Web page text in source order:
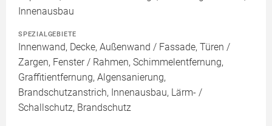
Innenausbau
SPEZIALGEBIETE
Innenwand, Decke, Außenwand / Fassade, Türen /
Zargen, Fenster / Rahmen, Schimmelentfernung,
Graffitientfernung, Algensanierung,
Brandschutzanstrich, Innenausbau, Lärm- /
Schallschutz, Brandschutz